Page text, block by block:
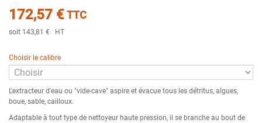
172,57 €TTC
soit 143,81 € HT
Choisir le calibre
L'extracteur d'eau ou "vide-cave" aspire et évacue tous les détritus, algues,
boue, sable, cailloux.
Adaptable à tout type de nettoyeur haute pression, il se branche au bout de